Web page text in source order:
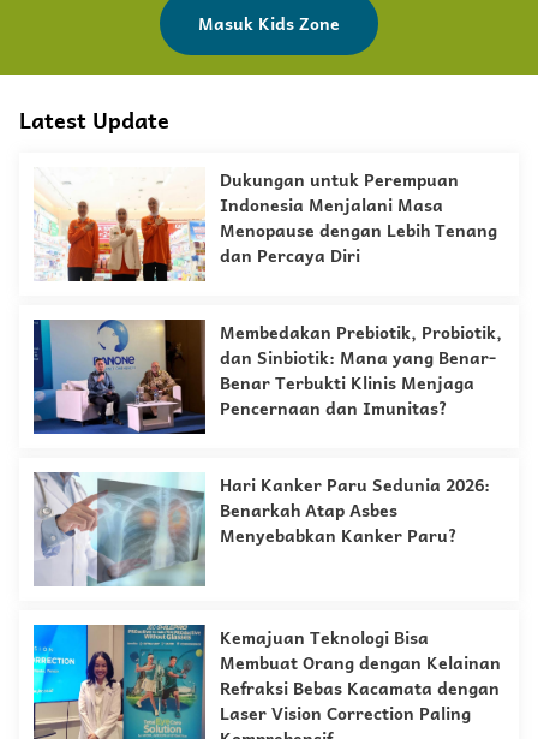
Masuk Kids Zone
Latest Update
Dukungan untuk Perempuan
Indonesia Menjalani Masa
Menopause dengan Lebih Tenang
dan Percaya Diri
Membedakan Prebiotik, Probiotik,
dan Sinbiotik: Mana yang Benar-
Benar Terbukti Klinis Menjaga
Pencernaan dan Imunitas?
Hari Kanker Paru Sedunia 2026:
Benarkah Atap Asbes
Menyebabkan Kanker Paru?
Kemajuan Teknologi Bisa
Membuat Orang dengan Kelainan
Refraksi Bebas Kacamata dengan
Laser Vision Correction Paling